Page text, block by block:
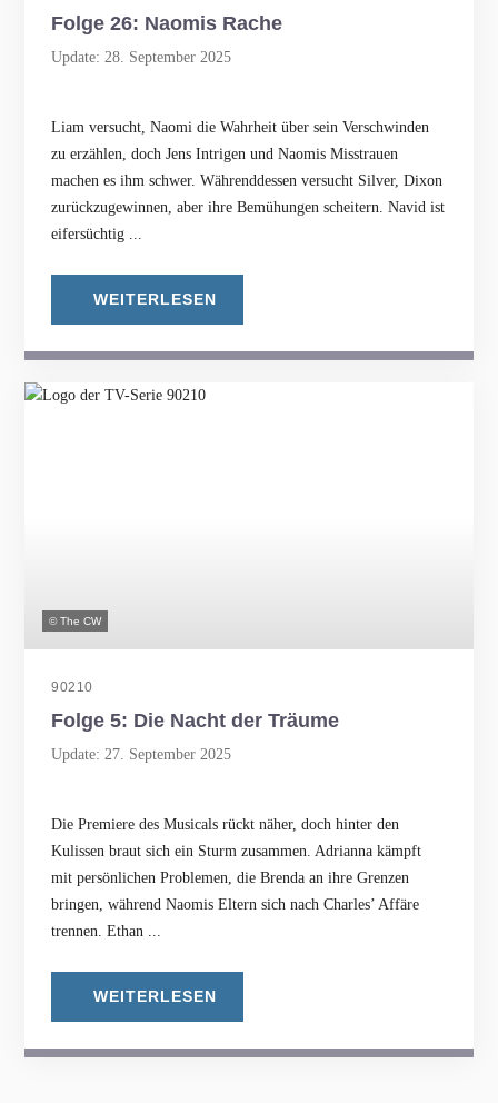
Folge 26: Naomis Rache
Update: 28. September 2025
Liam versucht, Naomi die Wahrheit über sein Verschwinden
zu erzählen, doch Jens Intrigen und Naomis Misstrauen
machen es ihm schwer. Währenddessen versucht Silver, Dixon
zurückzugewinnen, aber ihre Bemühungen scheitern. Navid ist
eifersüchtig ...
WEITERLESEN
© The CW
90210
Folge 5: Die Nacht der Träume
Update: 27. September 2025
Die Premiere des Musicals rückt näher, doch hinter den
Kulissen braut sich ein Sturm zusammen. Adrianna kämpft
mit persönlichen Problemen, die Brenda an ihre Grenzen
bringen, während Naomis Eltern sich nach Charles’ Affäre
trennen. Ethan ...
WEITERLESEN